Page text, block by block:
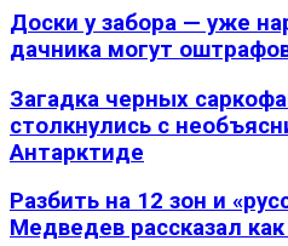
Доски у забора — уже
дачника могут
Загадка черных
столкнулись с
Антарктиде
Разбить на 12 зон и
Медведев рассказал